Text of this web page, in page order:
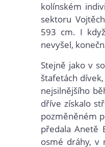
kolínském
sektoru
593 cm. I
nevyšel,
Stejně jako v
štafetách
nejsilnějšího
dříve získalo
pozměněném
předala Anetě
osmé dráhy, v